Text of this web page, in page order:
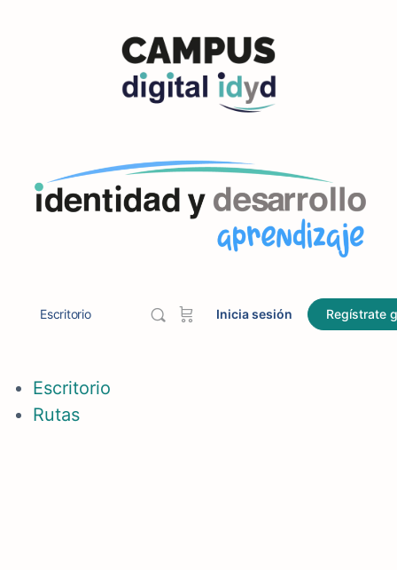
Escritorio Inicia sesión Regístrate
Escritorio
Rutas